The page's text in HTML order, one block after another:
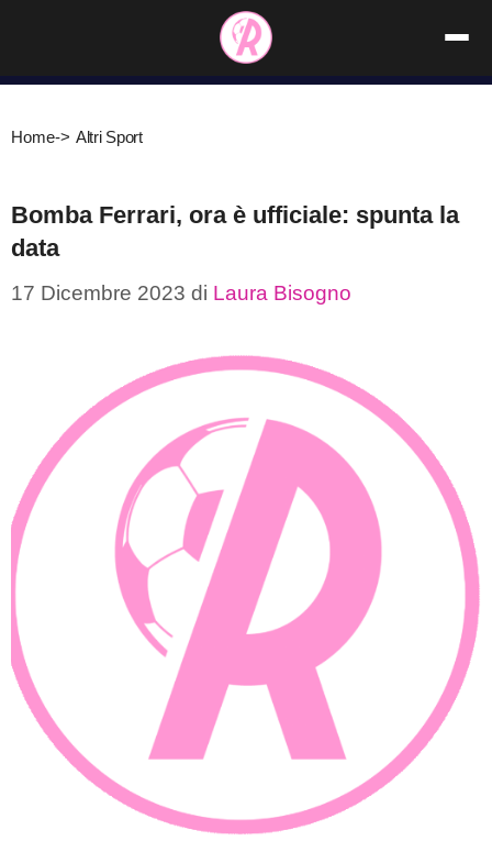
contenuto
Home-> Altri Sport
Bomba Ferrari, ora è ufficiale: spunta la
data
17 Dicembre 2023 di Laura Bisogno